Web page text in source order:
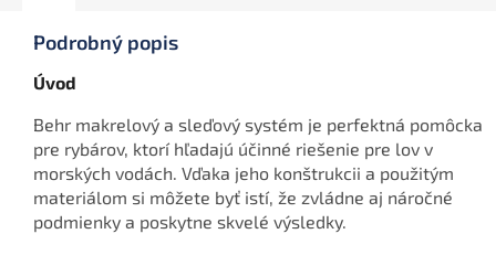
Podrobný popis
Úvod
Behr makrelový a sleďový systém je perfektná pomôcka
pre rybárov, ktorí hľadajú účinné riešenie pre lov v
morských vodách. Vďaka jeho konštrukcii a použitým
materiálom si môžete byť istí, že zvládne aj náročné
podmienky a poskytne skvelé výsledky.